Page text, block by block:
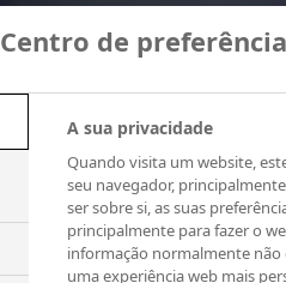
Centro de
A sua privacidade
Quando visita um website,
seu navegador,
ser sobre si, as suas
principalmente para fazer o
informação normalmente
uma experiência web mais